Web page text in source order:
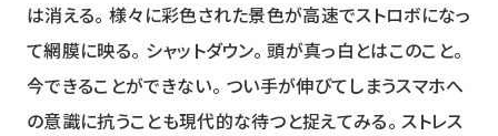
は消える。 様々に彩色された景色が高速でストロボになっ
て網膜に映る。 シャットダウン。 頭が真っ白とはこのこと。
今できることができない。 つい手が伸びてしまうスマホへ
の意識に抗うことも現代的な待つと捉えてみる。 ストレス